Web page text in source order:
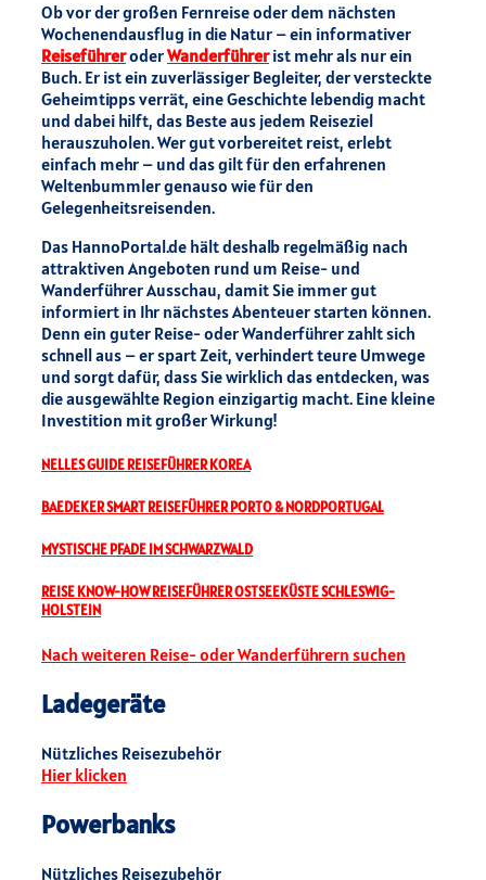
Ob vor der großen Fernreise oder dem nächsten
Wochenendausflug in die Natur – ein informativer
ReiseführeroderWanderführerist mehr als nur ein
Buch. Er ist ein zuverlässiger Begleiter, der versteckte
Geheimtipps verrät, eine Geschichte lebendig macht
und dabei hilft, das Beste aus jedem Reiseziel
herauszuholen. Wer gut vorbereitet reist, erlebt
einfach mehr – und das gilt für den erfahrenen
Weltenbummler genauso wie für den
Gelegenheitsreisenden.
Das HannoPortal.de hält deshalb regelmäßig nach
attraktiven Angeboten rund um Reise- und
Wanderführer Ausschau, damit Sie immer gut
informiert in Ihr nächstes Abenteuer starten können.
Denn ein guter Reise- oder Wanderführer zahlt sich
schnell aus – er spart Zeit, verhindert teure Umwege
und sorgt dafür, dass Sie wirklich das entdecken, was
die ausgewählte Region einzigartig macht. Eine kleine
Investition mit großer Wirkung!
NELLES GUIDE REISEFÜHRER KOREA
BAEDEKER SMART REISEFÜHRER PORTO & NORDPORTUGAL
MYSTISCHE PFADE IM SCHWARZWALD
REISE KNOW-HOW REISEFÜHRER OSTSEEKÜSTE SCHLESWIG-
HOLSTEIN
Nach weiteren Reise- oder Wanderführern suchen
Ladegeräte
Nützliches Reisezubehör
Hier klicken
Powerbanks
Nützliches Reisezubehör